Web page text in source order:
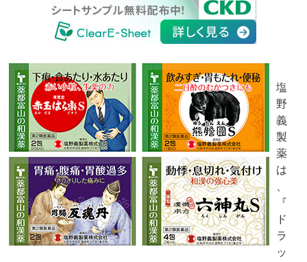
塩
野
義
製
薬
は
『
ド
ラ
ッ